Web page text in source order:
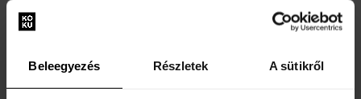
Beleegyezés Részletek A sütikről
parfümöt, hogy minden nőt luxus nőiségbe burkoljon, mintha a
ruháim egymás után bújnának elő az üvegből. Az 1947-ben
időtlen elegancia és kifinomultság formájában egy klasszikus zöld
chypre illat galbanummal és jázminnal. A Miss Dior illata elsőre